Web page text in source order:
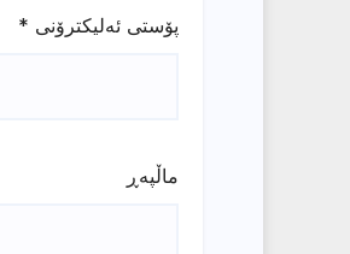
پۆستی ئەلیکترۆنی *
ماڵپه‌ڕ